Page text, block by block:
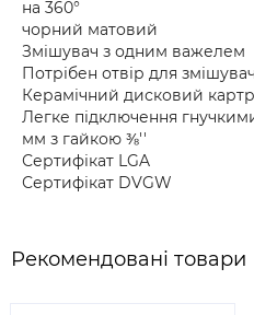
на 360°
чорний матовий
Змішувач з одним важелем
Потрібен отвір для
Керамічний дисковий
Легке підключення
мм з гайкою ⅜''
Сертифікат LGA
Сертифікат DVGW
Рекомендовані товари